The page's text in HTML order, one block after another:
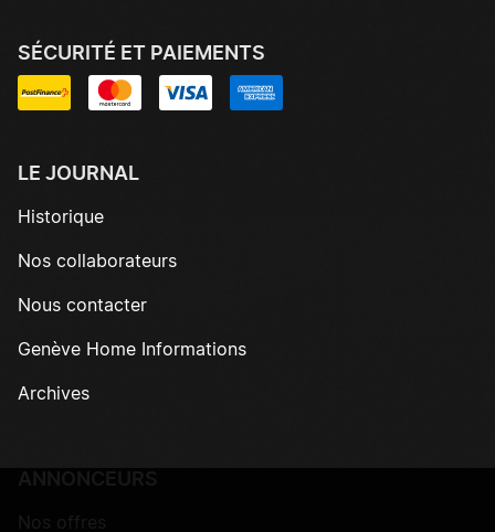
SÉCURITÉ ET PAIEMENTS
LE JOURNAL
Historique
Nos collaborateurs
Nous contacter
Genève Home Informations
Archives